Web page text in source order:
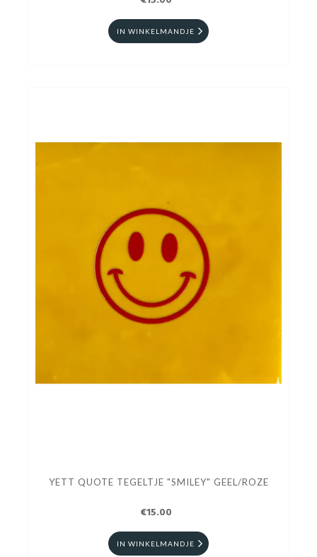
IN WINKELMANDJE
YETT QUOTE TEGELTJE "SMILEY" GEEL/ROZE
€15.00
IN WINKELMANDJE